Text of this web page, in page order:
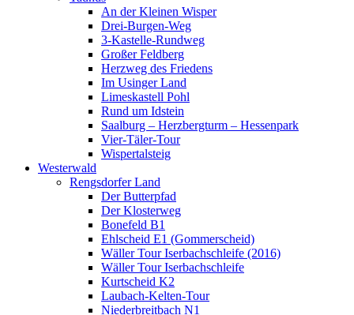
An der Kleinen Wisper
Drei-Burgen-Weg
3-Kastelle-Rundweg
Großer Feldberg
Herzweg des Friedens
Im Usinger Land
Limeskastell Pohl
Rund um Idstein
Saalburg – Herzbergturm – Hessenpark
Vier-Täler-Tour
Wispertalsteig
Westerwald
Rengsdorfer Land
Der Butterpfad
Der Klosterweg
Bonefeld B1
Ehlscheid E1 (Gommerscheid)
Wäller Tour Iserbachschleife (2016)
Wäller Tour Iserbachschleife
Kurtscheid K2
Laubach-Kelten-Tour
Niederbreitbach N1